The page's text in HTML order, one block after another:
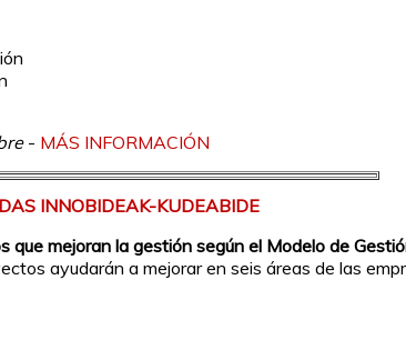
- MÁS INFORMACIÓN
INNOBIDEAK-KUDEABIDE
que mejoran la gestión según el Modelo de
ayudarán a mejorar en seis áreas de las